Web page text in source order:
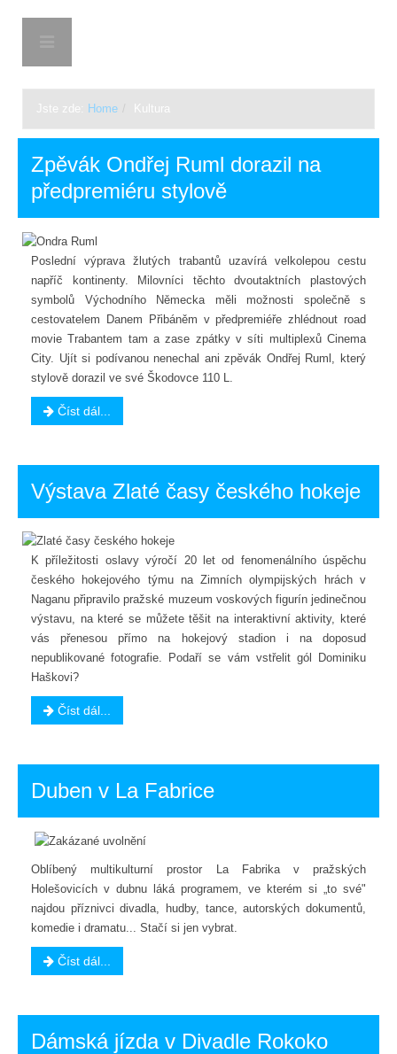
Jste zde: Home Kultura
Zpěvák Ondřej Ruml dorazil na
předpremiéru stylově
Poslední výprava žlutých trabantů uzavírá velkolepou cestu
napříč kontinenty. Milovníci těchto dvoutaktních plastových
symbolů Východního Německa měli možnosti společně s
cestovatelem Danem Přibáněm v předpremiéře zhlédnout road
movie Trabantem tam a zase zpátky v síti multiplexů Cinema
City. Ujít si podívanou nenechal ani zpěvák Ondřej Ruml, který
stylově dorazil ve své Škodovce 110 L.
Číst dál...
Výstava Zlaté časy českého hokeje
K příležitosti oslavy výročí 20 let od fenomenálního úspěchu
českého hokejového týmu na Zimních olympijských hrách v
Naganu připravilo pražské muzeum voskových figurín jedinečnou
výstavu, na které se můžete těšit na interaktivní aktivity, které
vás přenesou přímo na hokejový stadion i na doposud
nepublikované fotografie. Podaří se vám vstřelit gól Dominiku
Haškovi?
Číst dál...
Duben v La Fabrice
Oblíbený multikulturní prostor La Fabrika v pražských
Holešovicích v dubnu láká programem, ve kterém si „to své"
najdou příznivci divadla, hudby, tance, autorských dokumentů,
komedie i dramatu... Stačí si jen vybrat.
Číst dál...
Dámská jízda v Divadle Rokoko